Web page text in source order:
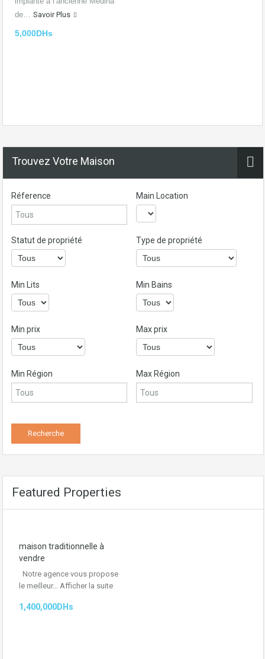
de… Savoir Plus
5,000DHs
Trouvez Votre Maison
Réference Main Location
Statut de propriété Type de propriété
Min Lits Min Bains
Min prix Max prix
Min Région Max Région
Featured Properties
maison traditionnelle à
vendre
Notre agence vous propose
le meilleur… Afficher la suite
1,400,000DHs